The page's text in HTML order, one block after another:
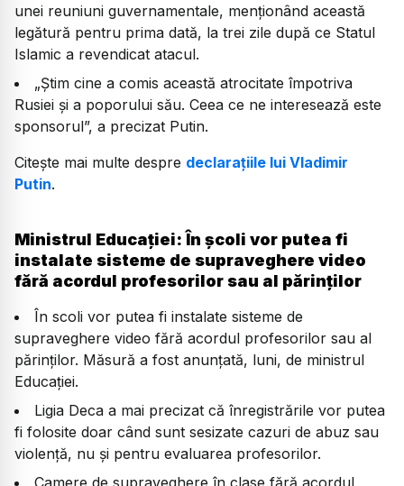
unei reuniuni guvernamentale, menţionând această
legătură pentru prima dată, la trei zile după ce Statul
Islamic a revendicat atacul.
„Ştim cine a comis această atrocitate împotriva
Rusiei şi a poporului său. Ceea ce ne interesează este
sponsorul”, a precizat Putin.
Citește mai multe despre declarațiile lui Vladimir
Putin.
Ministrul Educației: În școli vor putea fi
instalate sisteme de supraveghere video
fără acordul profesorilor sau al părinților
În scoli vor putea fi instalate sisteme de
supraveghere video fără acordul profesorilor sau al
părinților. Măsură a fost anunțată, luni, de ministrul
Educației.
Ligia Deca a mai precizat că înregistrările vor putea
fi folosite doar când sunt sesizate cazuri de abuz sau
violență, nu și pentru evaluarea profesorilor.
Camere de supraveghere în clase fără acordul